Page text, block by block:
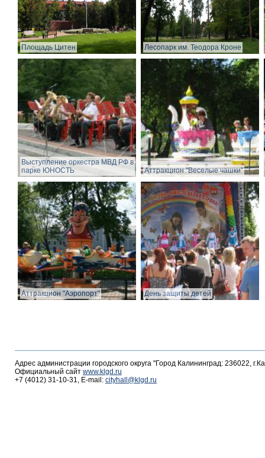
Площадь Цитен Лесопарк им. Теодора Кроне
Выступление оркестра МВД РФ в
парке ЮНОСТЬ
Аттракцион "Веселые чашки"
Аттракцион "Аэропорт" День защиты детей
Адрес администрации городского округа "Город Калининград: 236022,
Официальный сайт www.klgd.ru
+7 (4012) 31-10-31, E-mail: cityhall@klgd.ru